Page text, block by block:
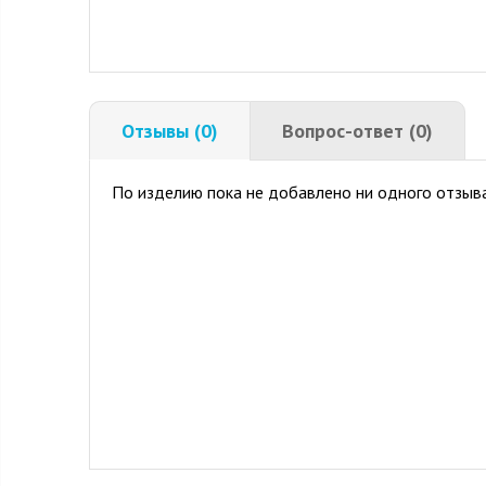
Отзывы (0) Вопрос-ответ (0)
По изделию пока не добавлено ни одного